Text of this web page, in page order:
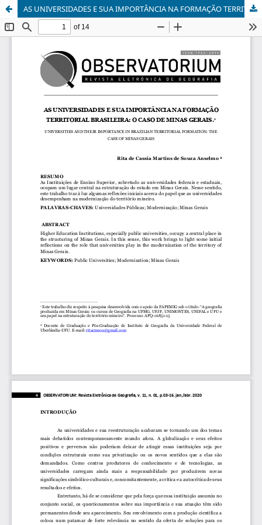
AS UNIVERSIDADES E SUA IMPORTÂNCIA NA FORMAÇÃO TERRITORIAL BRASILEIRA: O CASO DE MINAS GERAIS